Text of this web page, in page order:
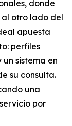
donde
al otro lado del
apuesta
perfiles
sistema en
su consulta.
una
por